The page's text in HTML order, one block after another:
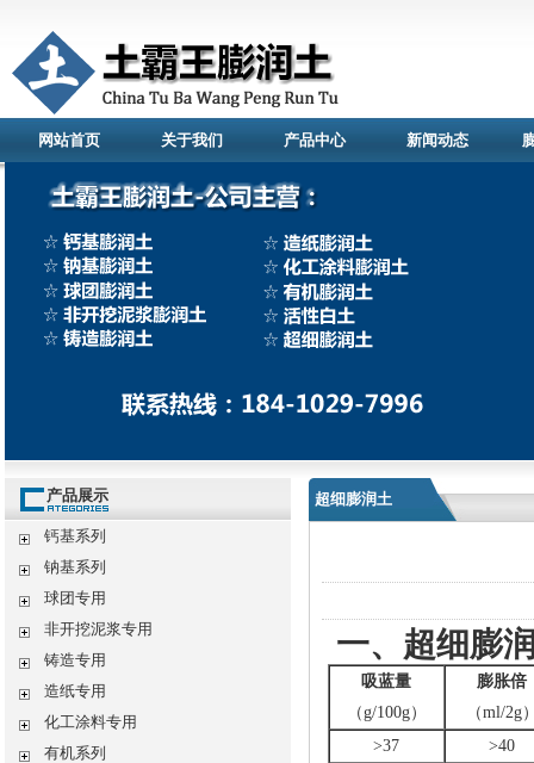
网站首页 关于我们 产品中心 新闻动态
产品展示
钙基系列
钠基系列
球团专用
非开挖泥浆专用
铸造专用
造纸专用
化工涂料专用
有机系列
超细膨润土
一、超细膨
吸蓝量
（g/100g）
膨胀倍
（ml/2g
>37
>40